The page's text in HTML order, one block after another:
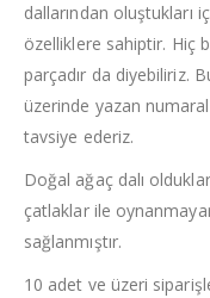
dallarından oluştukları
özelliklere sahiptir. Hiç
parçadır da diyebiliriz.
üzerinde yazan
tavsiye ederiz.
Doğal ağaç dalı
çatlaklar ile
sağlanmıştır.
10 adet ve üzeri